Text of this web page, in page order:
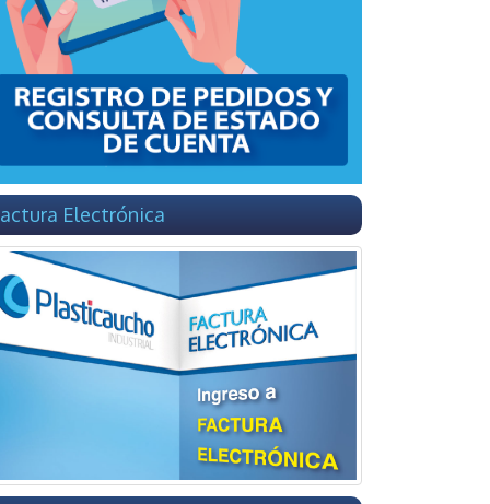
Electrónica